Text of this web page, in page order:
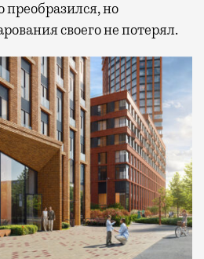
преобразился, но
своего не потерял.